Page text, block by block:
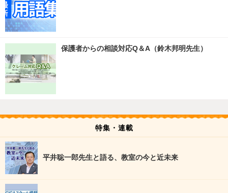
保護者からの相談対応Q＆A（鈴木邦明先生）
特集・連載
平井聡一郎先生と語る、教室の今と近未来